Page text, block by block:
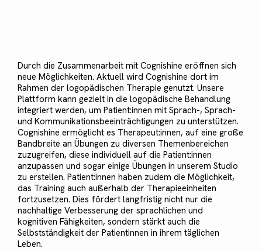
Durch die Zusammenarbeit mit Cognishine eröffnen sich
neue Möglichkeiten. Aktuell wird Cognishine dort im
Rahmen der logopädischen Therapie genutzt. Unsere
Plattform kann gezielt in die logopädische Behandlung
integriert werden, um Patient:innen mit Sprach-, Sprach-
und Kommunikationsbeeinträchtigungen zu unterstützen.
Cognishine ermöglicht es Therapeut:innen, auf eine große
Bandbreite an Übungen zu diversen Themenbereichen
zuzugreifen, diese individuell auf die Patient:innen
anzupassen und sogar einige Übungen in unserem Studio
zu erstellen. Patient:innen haben zudem die Möglichkeit,
das Training auch außerhalb der Therapieeinheiten
fortzusetzen. Dies fördert langfristig nicht nur die
nachhaltige Verbesserung der sprachlichen und
kognitiven Fähigkeiten, sondern stärkt auch die
Selbstständigkeit der Patientinnen in ihrem täglichen
Leben.